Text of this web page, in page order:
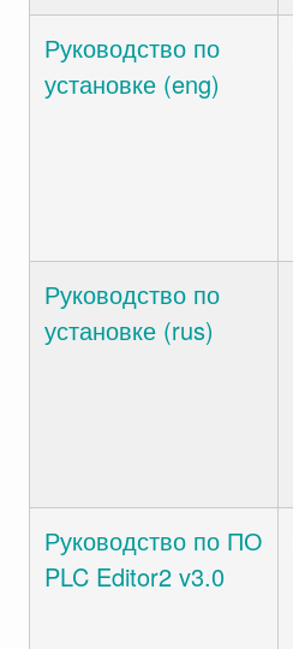
Руководство по
установке (eng)
Руководство по
установке (rus)
Руководство по ПО
PLC Editor2 v3.0